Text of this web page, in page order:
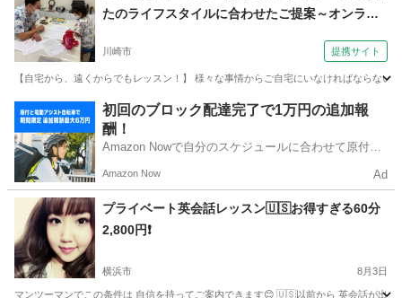
たのライフスタイルに合わせたご提案～オンライ
校）
川崎市 提携サイト
【自宅から、遠くからでもレッスン！】 様々な事情からご自宅にいなければならな
英会話
初回のブロック配達完了で1万円の追加報
酬！
Amazon Nowで自分のスケジュールに合わせて原付や
う！
Amazon Now Ad
プライベート英会話レッスン🇺🇸お得すぎる60分
2,800円❗️
横浜市 8月3日
マンツーマンでこの条件は 自信を持ってご案内できます😊 🇺🇸以前から 英会話が出